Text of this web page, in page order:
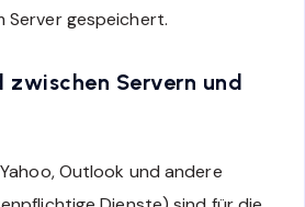
Server gespeichert.
zwischen Servern und
Outlook und andere